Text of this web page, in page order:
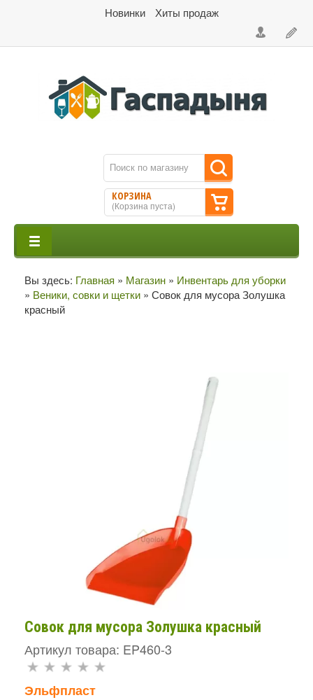
Новинки Хиты продаж
КОРЗИНА
(Корзина пуста)
Вы здесь: Главная » Магазин » Инвентарь для уборки
» Веники, совки и щетки » Совок для мусора Золушка
красный
Совок для мусора Золушка красный
Артикул товара: EP460-3
Эльфпласт